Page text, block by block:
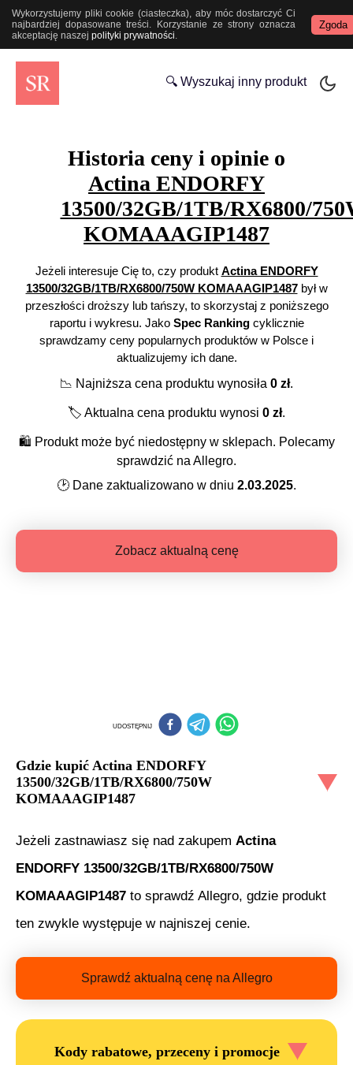
Wykorzystujemy pliki cookie (ciasteczka), aby móc dostarczyć Ci
najbardziej dopasowane treści. Korzystanie ze strony oznacza
akceptację naszej polityki prywatności.
Zgoda
🔍 Wyszukaj inny produkt
Historia ceny i opinie o
Actina ENDORFY
13500/32GB/1TB/RX6800/
KOMAAAGIP1487
Jeżeli interesuje Cię to, czy produkt Actina ENDORFY
13500/32GB/1TB/RX6800/750W KOMAAAGIP1487był w
przeszłości droższy lub tańszy, to skorzystaj z poniższego
raportu i wykresu. Jako Spec Rankingcyklicznie
sprawdzamy ceny popularnych produktów w Polsce i
aktualizujemy ich dane.
📉 Najniższa cena produktu wynosiła 0 zł.
🏷️ Aktualna cena produktu wynosi 0 zł.
🛍️ Produkt może być niedostępny w sklepach. Polecamy
sprawdzić na Allegro.
🕑 Dane zaktualizowano w dniu 2.03.2025.
Zobacz aktualną cenę
UDOSTĘPNIJ
Gdzie kupić Actina ENDORFY
13500/32GB/1TB/RX6800/750W
KOMAAAGIP1487
Jeżeli zastnawiasz się nad zakupem Actina
ENDORFY 13500/32GB/1TB/RX6800/750W
KOMAAAGIP1487 to sprawdź Allegro, gdzie produkt
ten zwykle występuje w najniszej cenie.
Sprawdź aktualną cenę na Allegro
Kody rabatowe, przeceny i promocje